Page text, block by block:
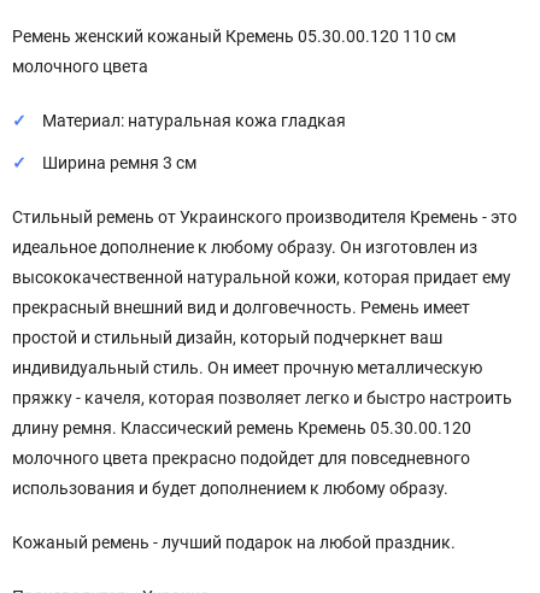
Ремень женский кожаный Кремень 05.30.00.120 110 см
молочного цвета
Материал: натуральная кожа гладкая
Ширина ремня 3 см
Стильный ремень от Украинского производителя Кремень - это
идеальное дополнение к любому образу. Он изготовлен из
высококачественной натуральной кожи, которая придает ему
прекрасный внешний вид и долговечность. Ремень имеет
простой и стильный дизайн, который подчеркнет ваш
индивидуальный стиль. Он имеет прочную металлическую
пряжку - качеля, которая позволяет легко и быстро настроить
длину ремня. Классический ремень Кремень 05.30.00.120
молочного цвета прекрасно подойдет для повседневного
использования и будет дополнением к любому образу.
Кожаный ремень - лучший подарок на любой праздник.